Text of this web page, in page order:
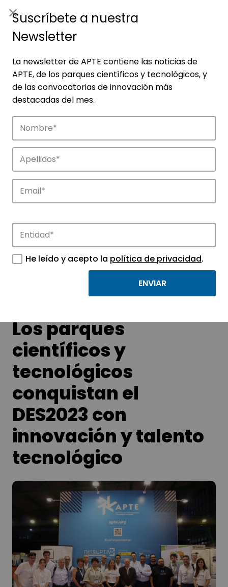
Conoce las noticias más destacadas de
APTE y sus parques científicos y
Los parques
científicos y
tecnológicos
conquistan el
DES2023 con
innovación y talento
tecnológico
Suscríbete a nuestra
Newsletter
La newsletter de APTE contiene las noticias de
APTE, de los parques científicos y tecnológicos, y
de las convocatorias de innovación más
destacadas del mes.
He leído y acepto la política de privacidad.